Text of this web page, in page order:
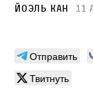
Йоэль Кан 11
Отправить
Твитнуть